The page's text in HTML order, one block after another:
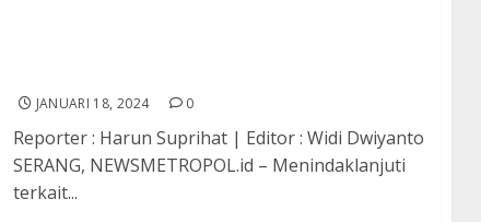
JANUARI 18, 2024 0
Reporter : Harun Suprihat | Editor : Widi Dwiyanto
SERANG, NEWSMETROPOL.id – Menindaklanjuti
terkait...